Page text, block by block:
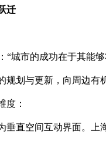
迁
“城市的成功在于其能
规划与更新，向周边
度：
垂直空间互动界面。上